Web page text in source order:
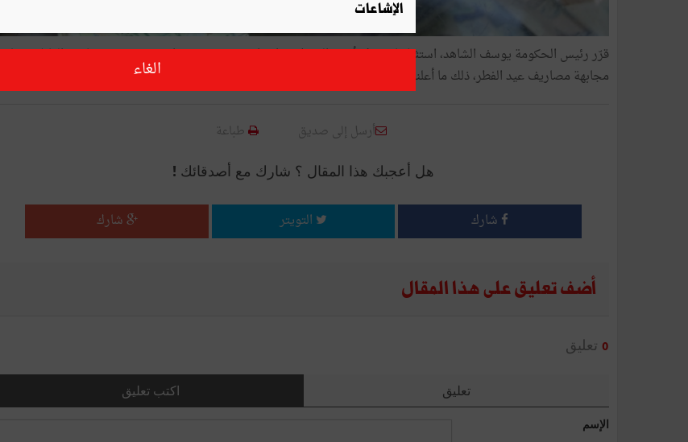
قرّر رئيس الحكومة يوسف الشاهد، استثنائيا، صرف أجور الموظفين ابتداء من يوم 13 جوان 2018 قصد مساعدة العائلات على
مجابهة مصاريف عيد الفطر، ذلك ما أعلنه يوم الخميس 7 جوان الناطق الرسمي للحكومة إيّاد الدهماني.
أرسل إلى صديق طباعة
هل أعجبك هذا المقال ؟ شارك مع أصدقائك !
شارك التويتر شارك
أضف تعليق على هذا المقال
0 تعليق
اكتب تعليق تعليق
الإسم
الإشاعات
الغاء